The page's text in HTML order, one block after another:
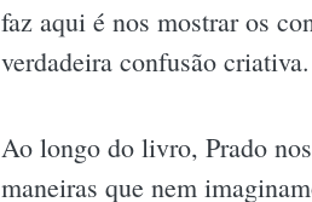
faz aqui é nos mostrar os
verdadeira confusão criativa.
Ao longo do livro, Prado
maneiras que nem